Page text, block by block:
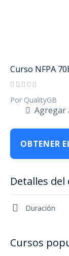
Curso NFPA
Por QualityGB
Agregar
OBTENER
Detalles del
Duración
Cursos